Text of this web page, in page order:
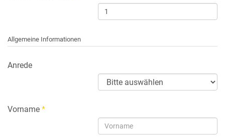
Allgemeine Informationen
Anrede
Vorname *